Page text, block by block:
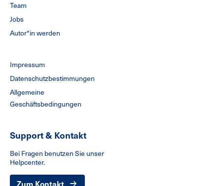
Team
Jobs
Autor*in werden
Impressum
Datenschutzbestimmungen
Allgemeine
Geschäftsbedingungen
Support & Kontakt
Bei Fragen benutzen Sie unser
Helpcenter.
Zum Kontakt